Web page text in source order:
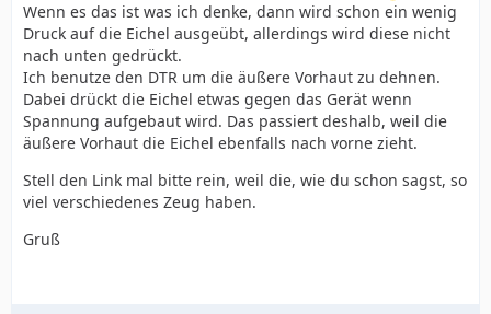
Wenn es das ist was ich denke, dann wird schon ein wenig
Druck auf die Eichel ausgeübt, allerdings wird diese nicht
nach unten gedrückt.
Ich benutze den DTR um die äußere Vorhaut zu dehnen.
Dabei drückt die Eichel etwas gegen das Gerät wenn
Spannung aufgebaut wird. Das passiert deshalb, weil die
äußere Vorhaut die Eichel ebenfalls nach vorne zieht.
Stell den Link mal bitte rein, weil die, wie du schon sagst, so
viel verschiedenes Zeug haben.
Gruß